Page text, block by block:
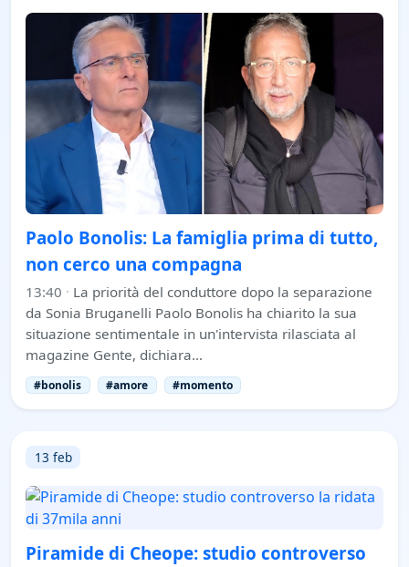
Paolo Bonolis: La famiglia prima di tutto,
non cerco una compagna
13:40 · La priorità del conduttore dopo la separazione
da Sonia Bruganelli Paolo Bonolis ha chiarito la sua
situazione sentimentale in un'intervista rilasciata al
magazine Gente, dichiara…
#bonolis #amore #momento
13 feb
Piramide di Cheope: studio controverso